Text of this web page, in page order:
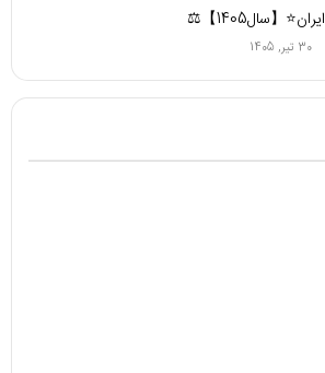
ایران⭐【سال1405】⚖️
30 تیر, 1405